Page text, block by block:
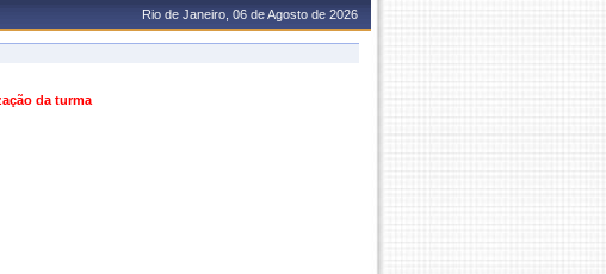
Rio de Janeiro, 06 de Agosto de 2026
da turma